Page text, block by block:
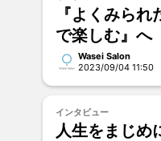
『よくみら
で楽しむ』
ンスでみんな
（ごめ）
Wasei Salon
2023/09/04 11:50
インタビュー
人生をまじめ